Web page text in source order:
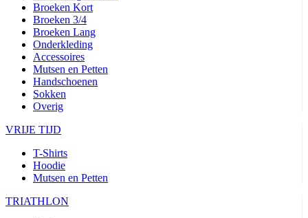
Broeken Kort
Broeken 3/4
Broeken Lang
Onderkleding
Accessoires
Mutsen en Petten
Handschoenen
Sokken
Overig
VRIJE TIJD
T-Shirts
Hoodie
Mutsen en Petten
TRIATHLON